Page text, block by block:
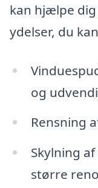
kan hjælpe
ydelser, du
og
Rensning
Skylning
større